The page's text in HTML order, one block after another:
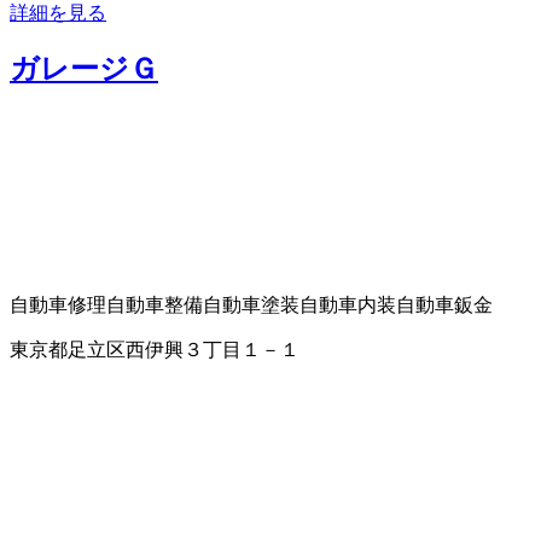
詳細を見る
ガレージＧ
自動車修理自動車整備自動車塗装自動車内装自動車鈑金
東京都足立区西伊興３丁目１－１